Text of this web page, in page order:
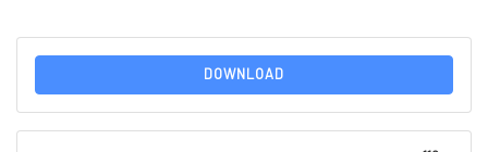
DOWNLOAD